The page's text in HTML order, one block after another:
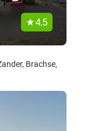
4.5
Brachse,